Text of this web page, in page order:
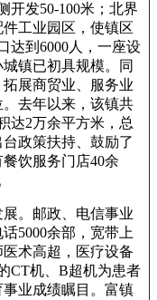
开发50-100米；北界
工业园区，使镇区
达到6000人，一座设
镇已初具规模。同
展商贸业、服务业
去年以来，该镇共
达2万余平方米，总
政策扶持、鼓励了
饮服务门店40余
。邮政、电信事业
5000余部，宽带上
术高超，医疗设备
CT机、B超机为患者
业成绩瞩目。富镇